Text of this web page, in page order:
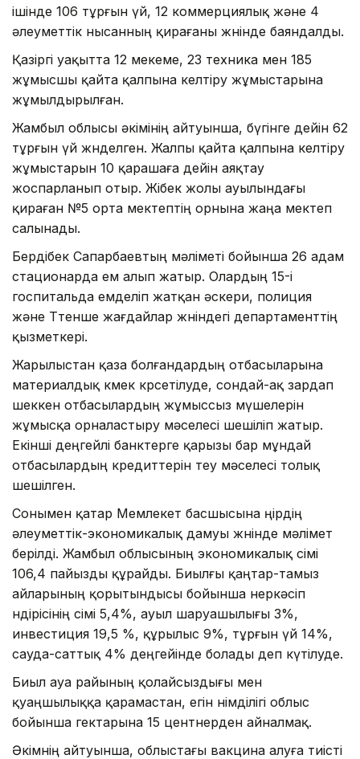
ішінде 106 тұрғын үй, 12 коммерциялық және 4
әлеуметтік нысанның қирағаны жөнінде баяндалды.
Қазіргі уақытта 12 мекеме, 23 техника мен 185
жұмысшы қайта қалпына келтіру жұмыстарына
жұмылдырылған.
Жамбыл облысы әкімінің айтуынша, бүгінге дейін 62
тұрғын үй жөнделген. Жалпы қайта қалпына келтіру
жұмыстарын 10 қарашаға дейін аяқтау
жоспарланып отыр. Жібек жолы ауылындағы
қираған №5 орта мектептің орнына жаңа мектеп
салынады.
Бердібек Сапарбаевтың мәліметі бойынша 26 адам
стационарда ем алып жатыр. Олардың 15-і
госпитальда емделіп жатқан әскери, полиция
және Төтенше жағдайлар жөніндегі департаменттің
қызметкері.
Жарылыстан қаза болғандардың отбасыларына
материалдық көмек көрсетілуде, сондай-ақ зардап
шеккен отбасылардың жұмыссыз мүшелерін
жұмысқа орналастыру мәселесі шешіліп жатыр.
Екінші деңгейлі банктерге қарызы бар мұндай
отбасылардың кредиттерін өтеу мәселесі толық
шешілген.
Сонымен қатар Мемлекет басшысына өңірдің
әлеуметтік-экономикалық дамуы жөнінде мәлімет
берілді. Жамбыл облысының экономикалық өсімі
106,4 пайызды құрайды. Биылғы қаңтар-тамыз
айларының қорытындысы бойынша өнеркәсіп
өндірісінің өсімі 5,4%, ауыл шаруашылығы 3%,
инвестиция 19,5 %, құрылыс 9%, тұрғын үй 14%,
сауда-саттық 4% деңгейінде болады деп күтілуде.
Биыл ауа райының қолайсыздығы мен
қуаңшылыққа қарамастан, егін өнімділігі облыс
бойынша гектарына 15 центнерден айналмақ.
Әкімнің айтуынша, облыстағы вакцина алуға тиісті